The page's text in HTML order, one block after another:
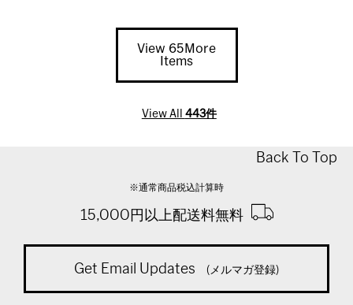
View 65More
Items
View All 443件
Back To Top
※通常商品税込計算時
15,000円以上配送料無料
Get Email Updates (メルマガ登録)